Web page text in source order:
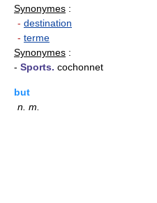
Synonymes :
- destination
- terme
Synonymes :
- Sports. cochonnet
but
n. m.